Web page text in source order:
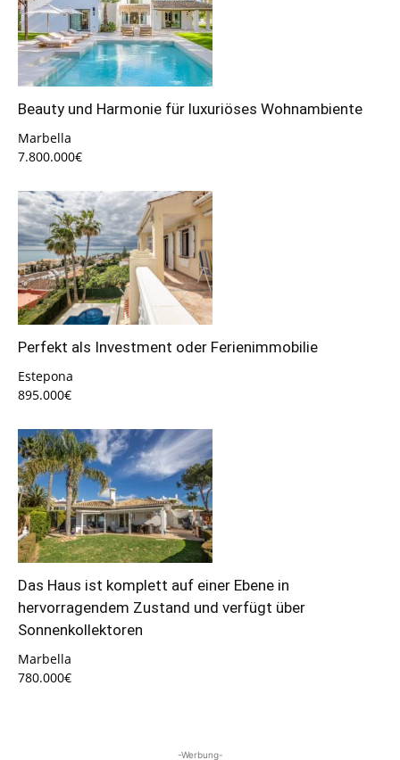
Beauty und Harmonie für luxuriöses Wohnambiente
Marbella
7.800.000€
Perfekt als Investment oder Ferienimmobilie
Estepona
895.000€
Das Haus ist komplett auf einer Ebene in
hervorragendem Zustand und verfügt über
Sonnenkollektoren
Marbella
780.000€
-Werbung-